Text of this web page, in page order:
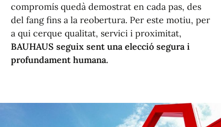
compromís quedà demostrat en cada pas, des
del fang fins a la reobertura. Per este motiu, per
a qui cerque qualitat, servici i proximitat,
BAUHAUS seguix sent una elecció segura i
profundament humana.